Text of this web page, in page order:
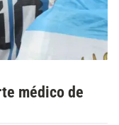
médico de